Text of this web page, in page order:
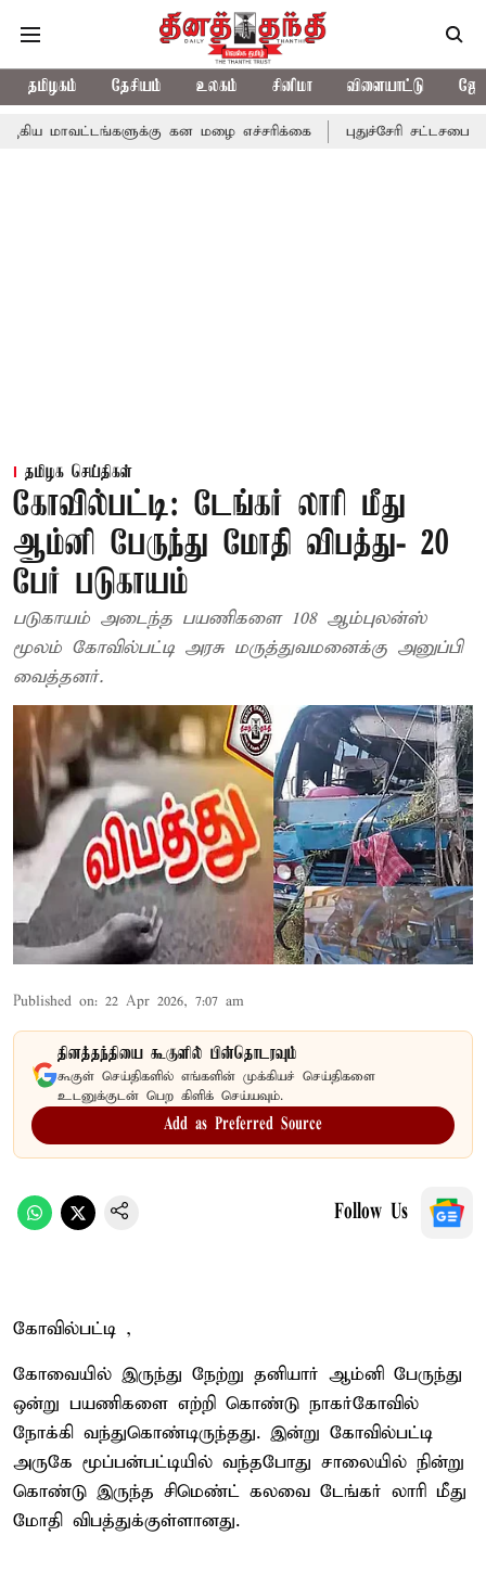
தமிழகம் தேசியம் உலகம் சினிமா விளையாட்டு
கன மழை எச்சரிக்கை புதுச்சேரி சட்டசபையில் வரும்
தமிழக செய்திகள்
கோவில்பட்டி: டேங்கர் லாரி மீது
ஆம்னி பேருந்து மோதி விபத்து- 20
பேர் படுகாயம்
படுகாயம் அடைந்த பயணிகளை 108 ஆம்புலன்ஸ்
மூலம் கோவில்பட்டி அரசு மருத்துவமனைக்கு அனுப்பி
வைத்தனர்.
Published on: 22 Apr 2026, 7:07 am
தினத்தந்தியை கூகுளில் பின்தொடரவும்
கூகுள் செய்திகளில் எங்களின் முக்கியச் செய்திகளை
உடனுக்குடன் பெற கிளிக் செய்யவும்.
Add as Preferred Source
Follow Us
கோவில்பட்டி ,
கோவையில் இருந்து நேற்று தனியார் ஆம்னி பேருந்து
ஒன்று பயணிகளை எற்றி கொண்டு நாகர்கோவில்
நோக்கி வந்துகொண்டிருந்தது. இன்று கோவில்பட்டி
அருகே மூப்பன்பட்டியில் வந்தபோது சாலையில் நின்று
கொண்டு இருந்த சிமெண்ட் கலவை டேங்கர் லாரி மீது
மோதி விபத்துக்குள்ளானது.